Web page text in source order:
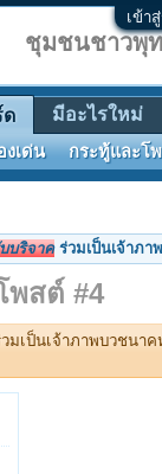
เข้า
บริจาคร่วมเป็นเจ้าภา
พสต์ #4
มเป็นเจ้าภาพบวชนา
ชุมชนชาวพุ
ด
งเด่น กระทู้และโ
มีอะไรใหม่